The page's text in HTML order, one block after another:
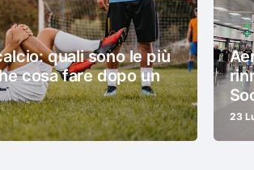
quali sono le più
cosa fare dopo un
23